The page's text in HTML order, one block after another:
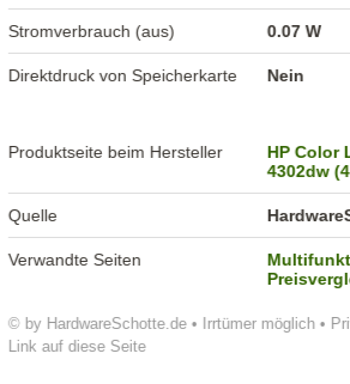
© by HardwareSchotte.de • Irrtümer möglich •
Link auf diese Seite
Stromverbrauch (aus) 0.07 W
Direktdruck von Speicherkarte Nein
Produktseite beim Hersteller
HP Color
4302dw
Quelle
Verwandte Seiten